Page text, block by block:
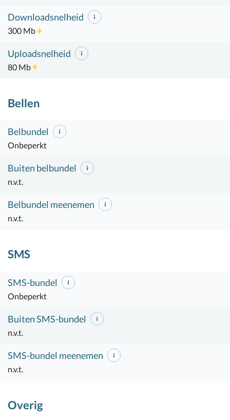
Downloadsnelheid
300 Mb
Uploadsnelheid
80 Mb
Bellen
Belbundel
Onbeperkt
Buiten belbundel
n.v.t.
Belbundel meenemen
n.v.t.
SMS
SMS-bundel
Onbeperkt
Buiten SMS-bundel
n.v.t.
SMS-bundel meenemen
n.v.t.
Overig